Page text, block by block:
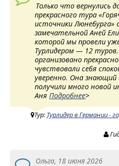
Только что вернулись
прекрасного тура
источники Люнебурга»
замечательной Аней
которой мы провели
Турлидером — 12
организовано
чувствовали себя
уверенно. Она знающий
получили много новой
Аня Подробнее>
Тур: Турлидер в Германии -
Ольга, 18 июня 2026